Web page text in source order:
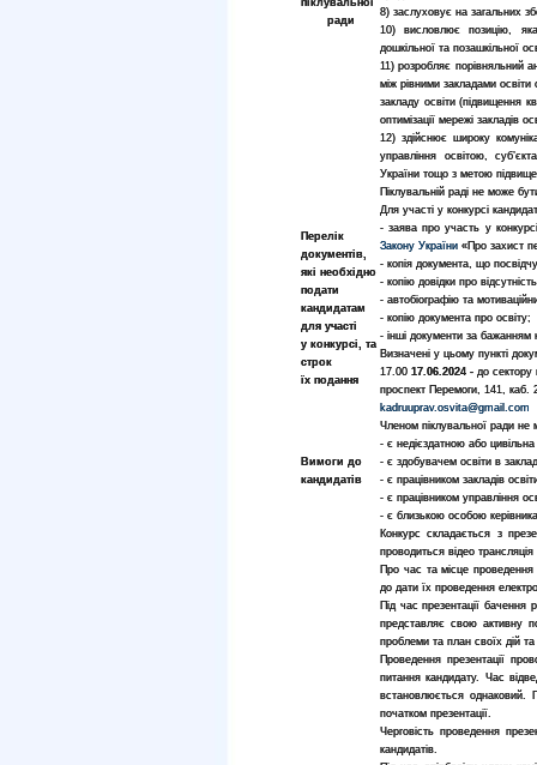
піклувальної
ради
8) заслуховує на загальних
10) висловлює позицію, яка
дошкільної та позашкільної
11) розробляє порівняльний
між рівними закладами освіти
закладу освіти (підвищення
оптимізації мережі закладів
12) здійснює широку
управління освітою,
України тощо з метою
Піклувальній раді не може
Перелік
документів,
які необхідно
подати
кандидатам
для участі
у конкурсі, та
строк
їх подання
Для участі у конкурсі
- заява про участь у
Закону України «Про захист
- копія документа, що
- копію довідки про
- автобіографію та
- копію документа про освіту;
- інші документи за бажанням
Визначені у цьому пункті
17.00 17.06.2024 - до сектору
проспект Перемоги, 141, каб.
kadruuprav.osvita@gmail.com
Вимоги до
кандидатів
Членом піклувальної ради
- є недієздатною або
- є здобувачем освіти в
- є працівником закладів
- є працівником управління
- є близькою особою
Конкурс складається з
проводиться відео трансляція
Про час та місце проведення
до дати їх проведення
Під час презентації бачення
представляє свою активну
проблеми та план своїх дій та
Проведення презентації
питання кандидату. Час
встановлюється однаковий.
початком презентації.
Черговість проведення
кандидатів.